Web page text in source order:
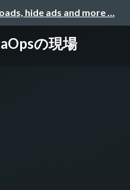
hide ads and more …
の現場